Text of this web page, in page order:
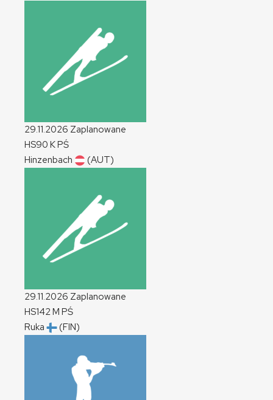
29.11.2026 Zaplanowane
HS90 KPŚ
Hinzenbach
(AUT)
29.11.2026 Zaplanowane
HS142M PŚ
Ruka
(FIN)